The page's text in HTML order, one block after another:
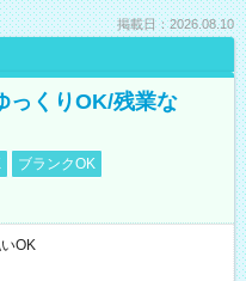
掲載日：2026.08.10
っくりOK/残業な
ブランクOK
OK